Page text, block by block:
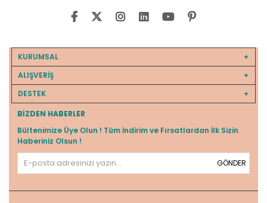
KURUMSAL
ALIŞVERİŞ
DESTEK
BIZDEN HABERLER
Bültenimize Üye Olun ! Tüm İndirim ve Fırsatlardan İlk Sizin
Haberiniz Olsun !
GÖNDER